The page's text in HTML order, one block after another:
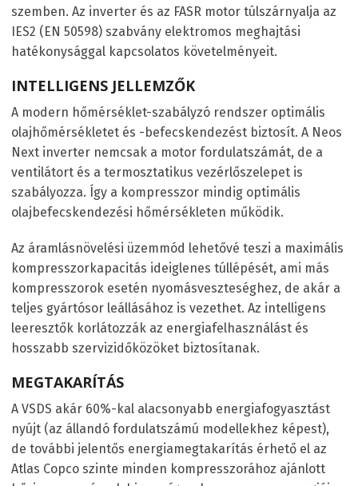
szemben. Az inverter és az FASR motor túlszárnyalja az
IES2 (EN 50598) szabvány elektromos meghajtási
hatékonysággal kapcsolatos követelményeit.
INTELLIGENS JELLEMZŐK
A modern hőmérséklet-szabályzó rendszer optimális
olajhőmérsékletet és -befecskendezést biztosít. A Neos
Next inverter nemcsak a motor fordulatszámát, de a
ventilátort és a termosztatikus vezérlőszelepet is
szabályozza. Így a kompresszor mindig optimális
olajbefecskendezési hőmérsékleten működik.
Az áramlásnövelési üzemmód lehetővé teszi a maximális
kompresszorkapacitás ideiglenes túllépését, ami más
kompresszorok esetén nyomásveszteséghez, de akár a
teljes gyártósor leállásához is vezethet. Az intelligens
leeresztők korlátozzák az energiafelhasználást és
hosszabb szervizidőközöket biztosítanak.
MEGTAKARÍTÁS
A VSDS akár 60%-kal alacsonyabb energiafogyasztást
nyújt (az állandó fordulatszámú modellekhez képest),
de további jelentős energiamegtakarítás érhető el az
Atlas Copco szinte minden kompresszorához ajánlott